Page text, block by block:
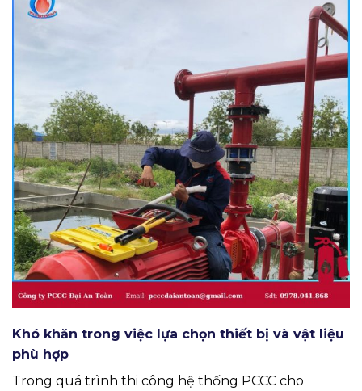
Khó khăn trong việc lựa chọn thiết bị và vật liệu
phù hợp
Trong quá trình thi công hệ thống PCCC cho